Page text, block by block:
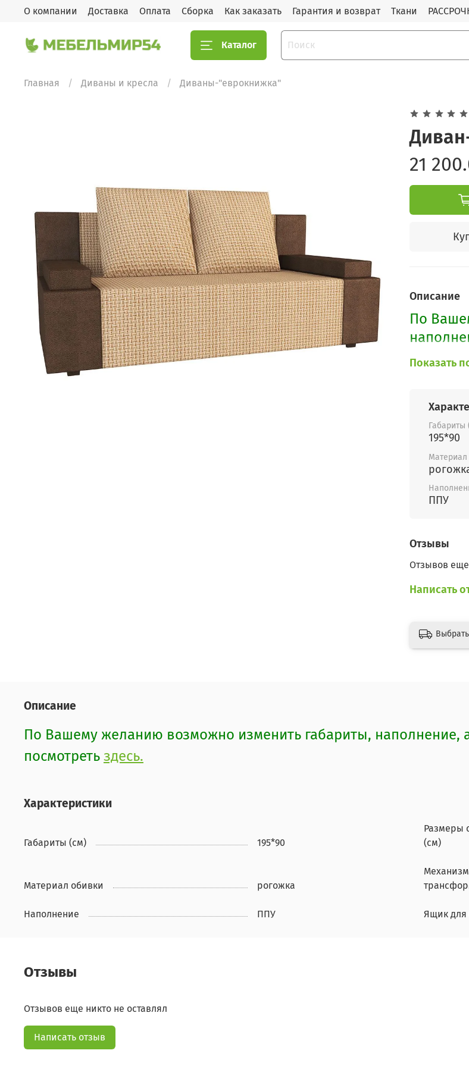
О компании Доставка Оплата Сборка Как заказать Гарантия и возврат Ткани
Каталог
Главная Диваны и кресла Диваны-"еврокнижка"
21
Описание
По
Показать
Габариты
195*90
Материал
ППУ
Отзывы
Отзывов еще
Написать
Выбрать
Описание
По Вашему желанию возможно изменить габариты, наполнение,
посмотреть здесь.
Характеристики
Габариты (см) 195*90
Размеры
(см)
Материал обивки рогожка
Механизм
Наполнение ППУ Ящик для
Отзывы
Отзывов еще никто не оставлял
Написать отзыв